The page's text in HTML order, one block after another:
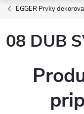
EGGER Prvky
08 DUB